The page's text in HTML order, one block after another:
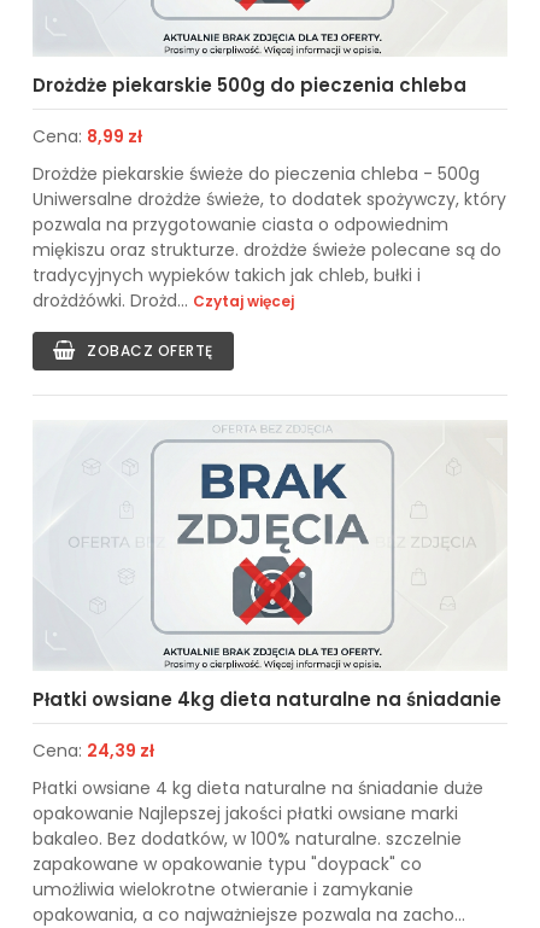
Drożdże piekarskie 500g do pieczenia chleba
Cena: 8,99 zł
Drożdże piekarskie świeże do pieczenia chleba - 500g
Uniwersalne drożdże świeże, to dodatek spożywczy, który
pozwala na przygotowanie ciasta o odpowiednim
miękiszu oraz strukturze. drożdże świeże polecane są do
tradycyjnych wypieków takich jak chleb, bułki i
drożdżówki. Drożd... Czytaj więcej
ZOBACZ OFERTĘ
Płatki owsiane 4kg dieta naturalne na śniadanie
Cena: 24,39 zł
Płatki owsiane 4 kg dieta naturalne na śniadanie duże
opakowanie Najlepszej jakości płatki owsiane marki
bakaleo. Bez dodatków, w 100% naturalne. szczelnie
zapakowane w opakowanie typu "doypack" co
umożliwia wielokrotne otwieranie i zamykanie
opakowania, a co najważniejsze pozwala na zacho...